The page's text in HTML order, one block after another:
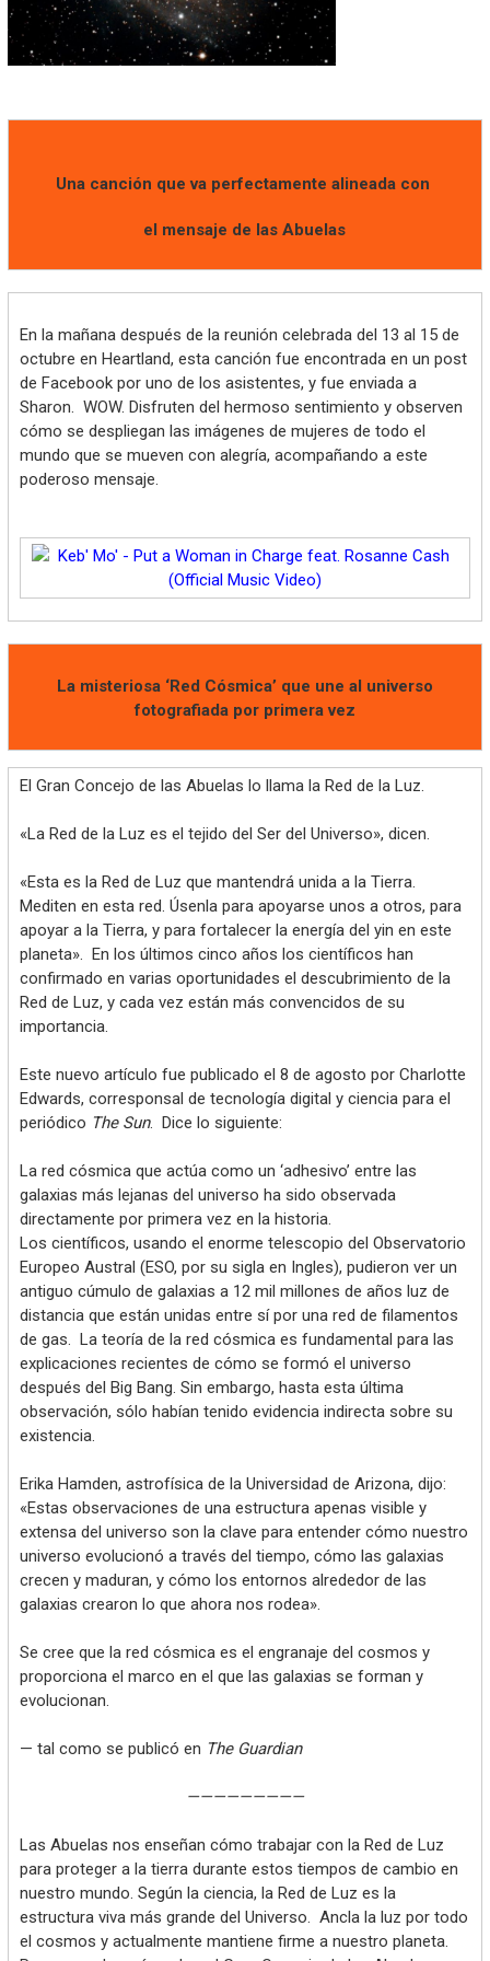
Una canción que va perfectamente alineada con
el mensaje de las Abuelas
En la mañana después de la reunión celebrada del 13 al 15 de
octubre en Heartland, esta canción fue encontrada en un post
de Facebook por uno de los asistentes, y fue enviada a
Sharon. WOW. Disfruten del hermoso sentimiento y observen
cómo se despliegan las imágenes de mujeres de todo el
mundo que se mueven con alegría, acompañando a este
poderoso mensaje.
La misteriosa ‘Red Cósmica’ que une al universo
fotografiada por primera vez
El Gran Concejo de las Abuelas lo llama la Red de la Luz.
«La Red de la Luz es el tejido del Ser del Universo», dicen.
«Esta es la Red de Luz que mantendrá unida a la Tierra.
Mediten en esta red. Úsenla para apoyarse unos a otros, para
apoyar a la Tierra, y para fortalecer la energía del yin en este
planeta». En los últimos cinco años los científicos han
confirmado en varias oportunidades el descubrimiento de la
Red de Luz, y cada vez están más convencidos de su
importancia.
Este nuevo artículo fue publicado el 8 de agosto por Charlotte
Edwards, corresponsal de tecnología digital y ciencia para el
periódico The Sun. Dice lo siguiente:
La red cósmica que actúa como un ‘adhesivo’ entre las
galaxias más lejanas del universo ha sido observada
directamente por primera vez en la historia.
Los científicos, usando el enorme telescopio del Observatorio
Europeo Austral (ESO, por su sigla en Ingles), pudieron ver un
antiguo cúmulo de galaxias a 12 mil millones de años luz de
distancia que están unidas entre sí por una red de filamentos
de gas. La teoría de la red cósmica es fundamental para las
explicaciones recientes de cómo se formó el universo
después del Big Bang. Sin embargo, hasta esta última
observación, sólo habían tenido evidencia indirecta sobre su
existencia.
Erika Hamden, astrofísica de la Universidad de Arizona, dijo:
«Estas observaciones de una estructura apenas visible y
extensa del universo son la clave para entender cómo nuestro
universo evolucionó a través del tiempo, cómo las galaxias
crecen y maduran, y cómo los entornos alrededor de las
galaxias crearon lo que ahora nos rodea».
Se cree que la red cósmica es el engranaje del cosmos y
proporciona el marco en el que las galaxias se forman y
evolucionan.
— tal como se publicó en The Guardian
—————————
Las Abuelas nos enseñan cómo trabajar con la Red de Luz
para proteger a la tierra durante estos tiempos de cambio en
nuestro mundo. Según la ciencia, la Red de Luz es la
estructura viva más grande del Universo. Ancla la luz por todo
el cosmos y actualmente mantiene firme a nuestro planeta.